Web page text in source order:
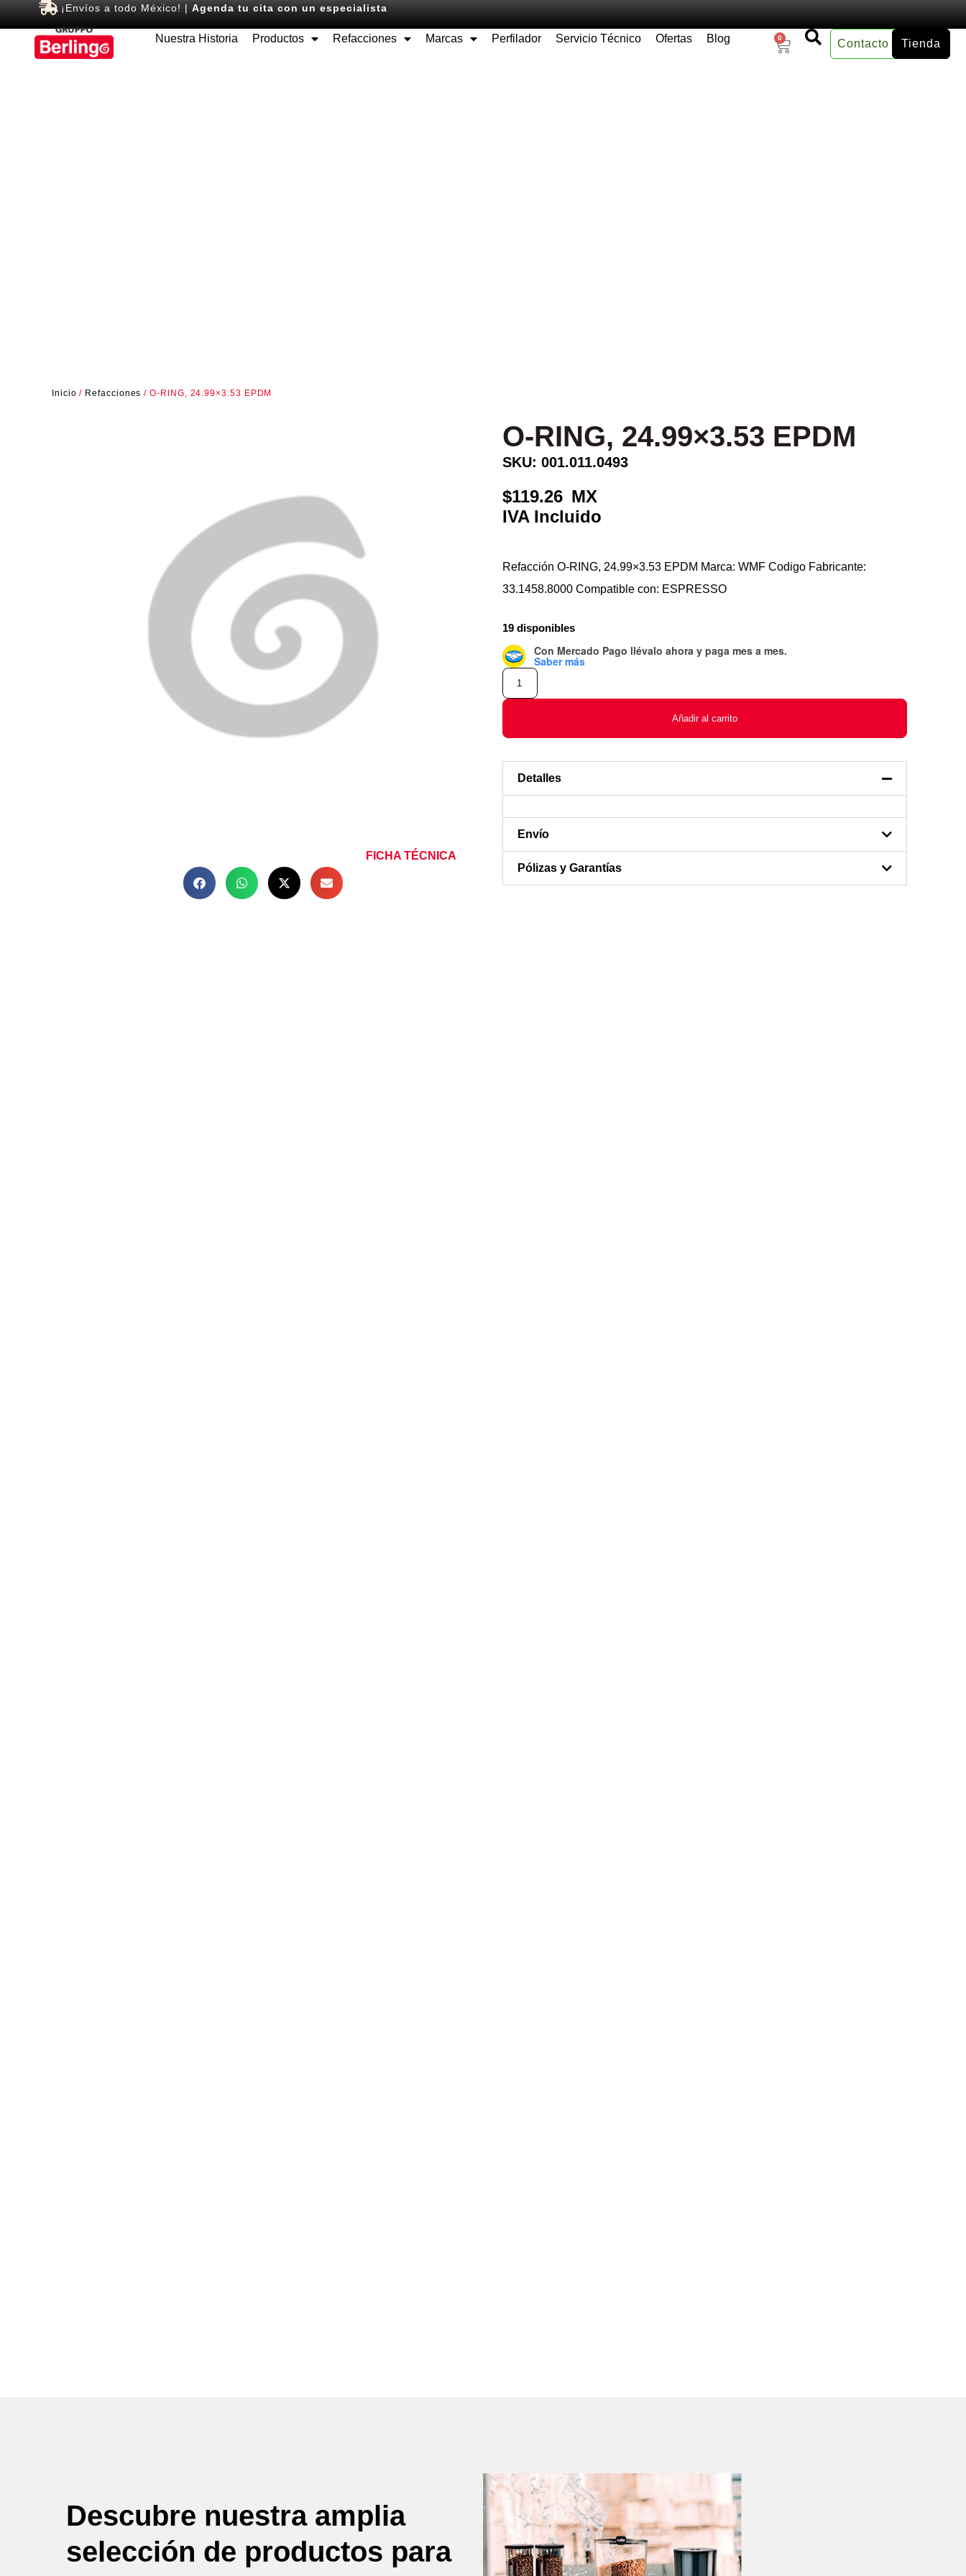
¡Envíos a todo México! | Agenda tu cita con un especialista
Nuestra Historia Productos Refacciones Marcas Perfilador Servicio Técnico Ofertas Blog 0 Contacto Tienda
Inicio / Refacciones / O-RING, 24.99×3.53 EPDM
FICHA TÉCNICA
O-RING, 24.99×3.53 EPDM
SKU: 001.011.0493
119.26
Refacción O-RING, 24.99×3.53 EPDM Marca: WMF Codigo Fabricante:
33.1458.8000 Compatible con: ESPRESSO
19 disponibles
Con Mercado Pago llévalo ahora y paga mes a mes.
Saber más
Añadir al carrito
Detalles
Envío
Pólizas y Garantías
Descubre nuestra amplia
selección de productos para
Equipos